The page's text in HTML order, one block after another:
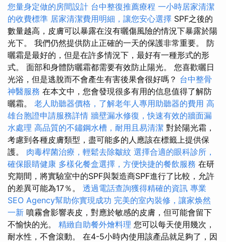
您量身定做的房間設計 台中整復推薦療程 一小時居家清潔
的收費標準 居家清潔費用明細，讓您安心選擇 SPF之後的
數量越高，皮膚可以暴露在沒有曬傷風險的情況下暴露於陽
光下。 我們仍然提供防止正確的一天的保護非常重要。 防
曬霜是最好的，但是在許多情況下，最好有一種形式的形
式。 面部和身體防曬霜都需要有效防止陽光。 您喜歡曬日
光浴，但是逃脫而不會產生有害後果會很好嗎？ 台中整骨
神醫服務 在本文中，您會發現很多有用的信息值得了解防
曬霜。 老人助聽器價格，了解老年人專用助聽器的費用 高
雄台胞證申請服務詳情 牆壁漏水修復，快速有效的牆面漏
水處理 高品質的不鏽鋼水槽，耐用且易清潔 對於陽光霜，
考慮到各種皮膚類型，盡可能多的人應該在標籤上提供保
護。 肉毒桿菌治療，輕鬆去除皺紋 選擇合適的眼科診所，
確保眼睛健康 多樣化餐盒選擇，方便快捷的餐飲服務 在研
究期間，將實驗室中的SPF與製造商SPF進行了比較，允許
的差異可能為17％。 透過電話查詢獲得精確的資訊 專業
SEO Agency幫助你實現成功 完美的室內裝修，讓家焕然
一新 噴霧會影響表皮，對應於敏感的皮膚，但可能會留下
不愉快的光。 精緻自助餐外燴料理 您可以每天使用幾次，
耐水性，不會滾動。 在4-5小時內使用該產品就足夠了，因